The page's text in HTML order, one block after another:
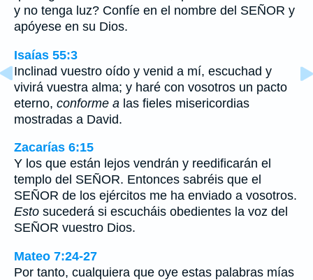
y no tenga luz? Confíe en el nombre del SEÑOR y
apóyese en su Dios.
Isaías 55:3
Inclinad vuestro oído y venid a mí, escuchad y
vivirá vuestra alma; y haré con vosotros un pacto
eterno, conforme a las fieles misericordias
mostradas a David.
Zacarías 6:15
Y los que están lejos vendrán y reedificarán el
templo del SEÑOR. Entonces sabréis que el
SEÑOR de los ejércitos me ha enviado a vosotros.
Esto sucederá si escucháis obedientes la voz del
SEÑOR vuestro Dios.
Mateo 7:24-27
Por tanto, cualquiera que oye estas palabras mías